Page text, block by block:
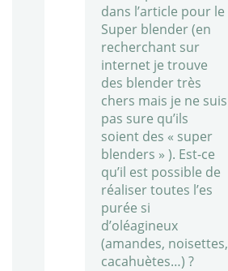
dans l’article pour le
Super blender (en
recherchant sur
internet je trouve
des blender très
chers mais je ne suis
pas sure qu’ils
soient des « super
blenders » ). Est-ce
qu’il est possible de
réaliser toutes l’es
purée si
d’oléagineux
(amandes, noisettes,
cacahuètes…) ?